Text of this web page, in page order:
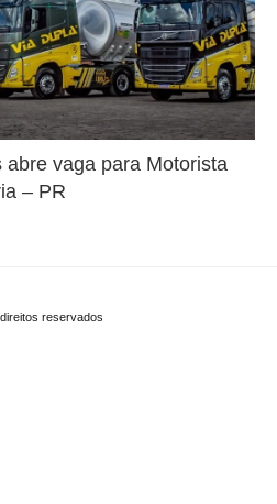
vaga para Motorista
– PR
reservados